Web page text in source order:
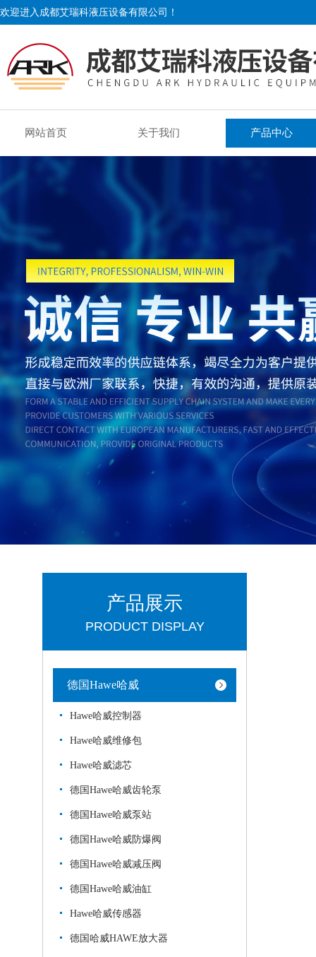
欢迎进入成都艾瑞科液压设备有限公司！
网站首页 关于我们 产品中心
产品展示
PRODUCT DISPLAY
德国Hawe哈威
Hawe哈威控制器
Hawe哈威维修包
Hawe哈威滤芯
德国Hawe哈威齿轮泵
德国Hawe哈威泵站
德国Hawe哈威防爆阀
德国Hawe哈威减压阀
德国Hawe哈威油缸
Hawe哈威传感器
德国哈威HAWE放大器